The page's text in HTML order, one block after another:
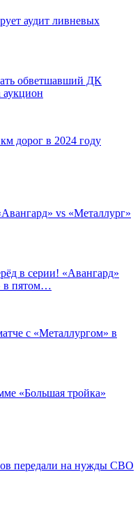
аудит ливневых
обветшавший ДК
аукцион
дорог в 2024 году
vs «Металлург»
в серии! «Авангард»
в пятом…
с «Металлургом» в
«Большая тройка»
передали на нужды СВО